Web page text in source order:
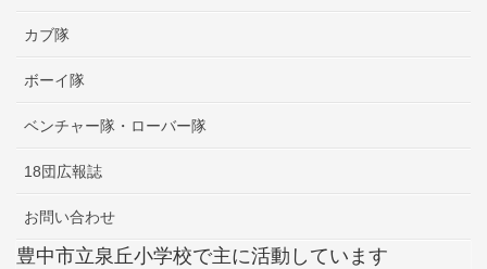
カブ隊
ボーイ隊
ベンチャー隊・ローバー隊
18団広報誌
お問い合わせ
豊中市立泉丘小学校で主に活動しています